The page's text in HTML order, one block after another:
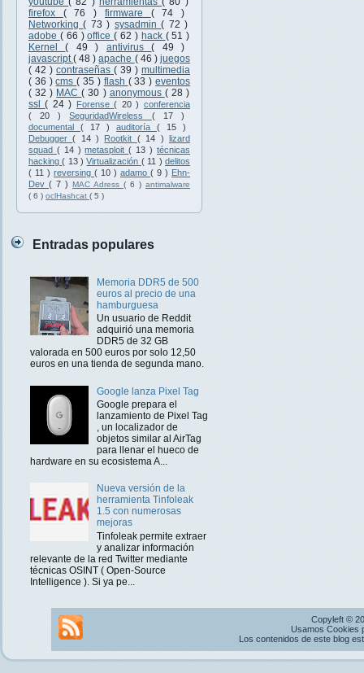
firefox ( 76 ) firmware ( 74 )
Networking( 73 ) sysadmin( 72 )
adobe ( 66 )office( 62 ) hack ( 51 )
Kernel( 49 ) antivirus( 49 )
javascript( 48 )apache ( 46 ) juegos
( 42 ) contraseñas ( 39 ) multimedia
( 36 )cms( 35 ) flash ( 33 )eventos
( 32 ) MAC( 30 ) anonymous ( 28 )
ssl( 24 ) Forense( 20 ) conferencia
( 20 )SeguridadWireless ( 17 )
documental ( 17 ) auditoría ( 15 )
Debugger( 14 ) Rootkit ( 14 ) lizard
squad ( 14 )metasploit( 13 ) técnicas
hacking( 13 )Virtualización ( 11 ) delitos
( 11 ) reversing ( 10 ) adamo ( 9 ) Ehn-
Dev ( 7 ) MAC Adress ( 6 ) antimalware
( 6 ) oclHashcat ( 5 )
Entradas populares
Memoria DDR5 de 500
euros al precio de una
hamburguesa
Un usuario de Reddit
adquirió una memoria
DDR5 de 32 GB
valorada en 500 euros por solo 12,50
euros en una tienda de segunda mano.
Google lanza Pixel Tag
Google prepara el
lanzamiento de Pixel Tag
, un localizador de
objetos similar al AirTag
para llenar el hueco de
hardware en su ecosistema A...
Nueva versión de la
herramienta Tinfoleak
1.5 con numerosas
mejoras
Tinfoleak permite extraer
y analizar información
relevante de la red Twitter mediante
técnicas OSINT ( Open-Source
Intelligence ). Si ya pe...
Copyleft ©
Usamos Cookies
Los contenidos de este blog